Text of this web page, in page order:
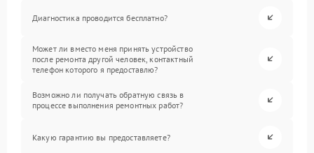
Диагностика проводится бесплатно?
Может ли вместо меня принять устройство
после ремонта другой человек, контактный
телефон которого я предоставлю?
Возможно ли получать обратную связь в
процессе выполнения ремонтных работ?
Какую гарантию вы предоставляете?